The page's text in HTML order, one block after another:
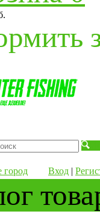
город Вход |